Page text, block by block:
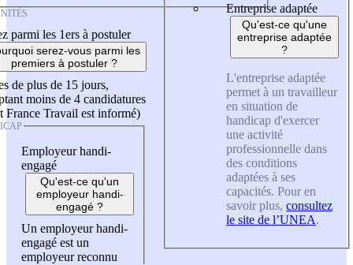
parmi les 1ers à postuler
serez-vous parmi les
premiers à postuler ?
de plus de 15 jours,
moins de 4 candidatures
France Travail est informé)
Employeur handi-
engagé
Qu'est-ce qu'un
employeur handi-
engagé ?
Un employeur handi-
engagé est un
employeur reconnu
Entreprise adaptée
Qu'est-ce qu'une
entreprise adaptée
?
L'entreprise adaptée
permet à un travailleur
en situation de
handicap d'exercer
une activité
professionnelle dans
des conditions
adaptées à ses
capacités. Pour en
savoir plus, consultez
le site de l’UNEA.